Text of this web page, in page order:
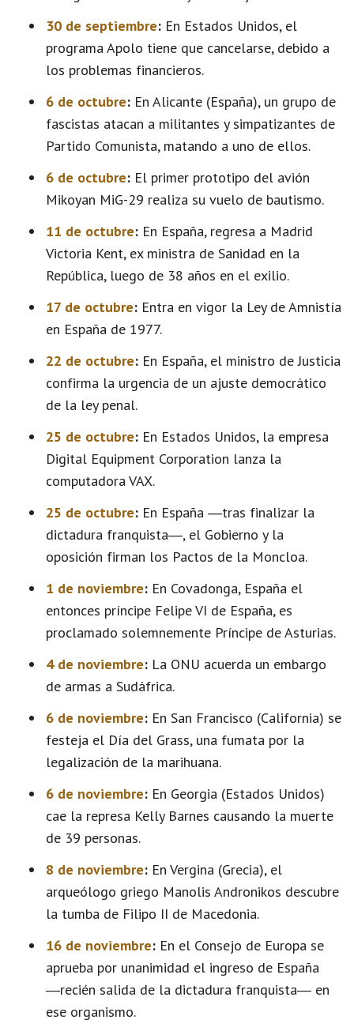
30 de septiembre: En Estados Unidos, el
programa Apolo tiene que cancelarse, debido a
los problemas financieros.
6 de octubre: En Alicante (España), un grupo de
fascistas atacan a militantes y simpatizantes de
Partido Comunista, matando a uno de ellos.
6 de octubre: El primer prototipo del avión
Mikoyan MiG-29 realiza su vuelo de bautismo.
11 de octubre: En España, regresa a Madrid
Victoria Kent, ex ministra de Sanidad en la
República, luego de 38 años en el exilio.
17 de octubre: Entra en vigor la Ley de Amnistía
en España de 1977.
22 de octubre: En España, el ministro de Justicia
confirma la urgencia de un ajuste democrático
de la ley penal.
25 de octubre: En Estados Unidos, la empresa
Digital Equipment Corporation lanza la
computadora VAX.
25 de octubre: En España ―tras finalizar la
dictadura franquista―, el Gobierno y la
oposición firman los Pactos de la Moncloa.
1 de noviembre: En Covadonga, España el
entonces príncipe Felipe VI de España, es
proclamado solemnemente Príncipe de Asturias.
4 de noviembre: La ONU acuerda un embargo
de armas a Sudáfrica.
6 de noviembre: En San Francisco (California) se
festeja el Día del Grass, una fumata por la
legalización de la marihuana.
6 de noviembre: En Georgia (Estados Unidos)
cae la represa Kelly Barnes causando la muerte
de 39 personas.
8 de noviembre: En Vergina (Grecia), el
arqueólogo griego Manolis Andronikos descubre
la tumba de Filipo II de Macedonia.
16 de noviembre: En el Consejo de Europa se
aprueba por unanimidad el ingreso de España
―recién salida de la dictadura franquista― en
ese organismo.